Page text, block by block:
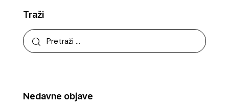
Traži
Nedavne objave